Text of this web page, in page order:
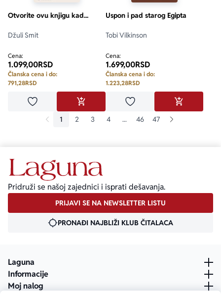
Otvorite ovu knjigu kad...
Džuli Smit
Cena:
1.099,00RSD
Članska cena i do:
791,28RSD
Dodaj u omiljeneDODAJ U KORPU
Uspon i pad starog Egipta
Tobi Vilkinson
Cena:
1.699,00RSD
Članska cena i do:
1.223,28RSD
Dodaj u omiljeneDODAJ U
1
2 3 4 ... 46 47
Pridruži se našoj zajednici i isprati dešavanja.
PRIJAVI SE NA NEWSLETTER LISTU
PRONAĐI NAJBLIŽI KLUB ČITALACA
Laguna
Informacije
Moj nalog